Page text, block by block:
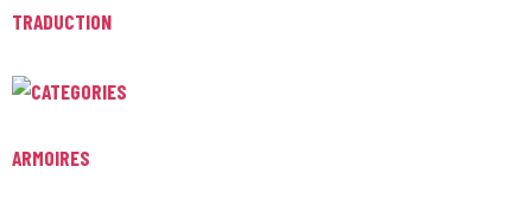
TRADUCTION
ARMOIRES